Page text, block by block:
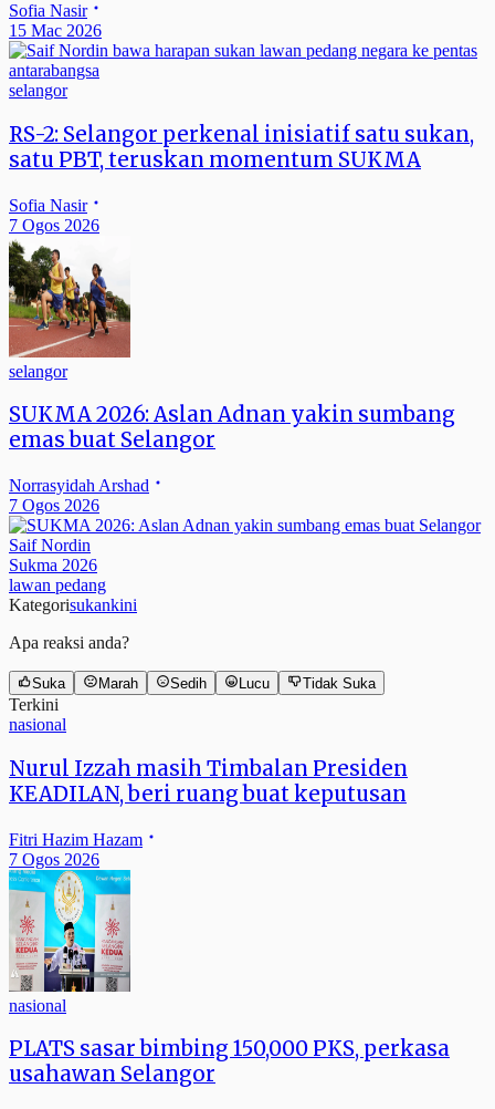
Sofia Nasir
15 Mac 2026
selangor
RS-2: Selangor perkenal inisiatif satu sukan,
satu PBT, teruskan momentum SUKMA
Sofia Nasir
7 Ogos 2026
selangor
SUKMA 2026: Aslan Adnan yakin sumbang
emas buat Selangor
Norrasyidah Arshad
7 Ogos 2026
Saif Nordin
Sukma 2026
lawan pedang
Kategorisukankini
Apa reaksi anda?
Suka Marah Sedih Lucu Tidak Suka
Terkini
nasional
Nurul Izzah masih Timbalan Presiden
KEADILAN, beri ruang buat keputusan
Fitri Hazim Hazam
7 Ogos 2026
nasional
PLATS sasar bimbing 150,000 PKS, perkasa
usahawan Selangor